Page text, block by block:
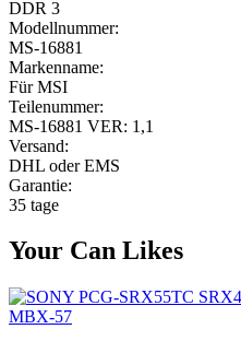
DDR 3
Modellnummer:
MS-16881
Markenname:
Für MSI
Teilenummer:
MS-16881 VER: 1,1
Versand:
DHL oder EMS
Garantie:
35 tage
Your Can Likes